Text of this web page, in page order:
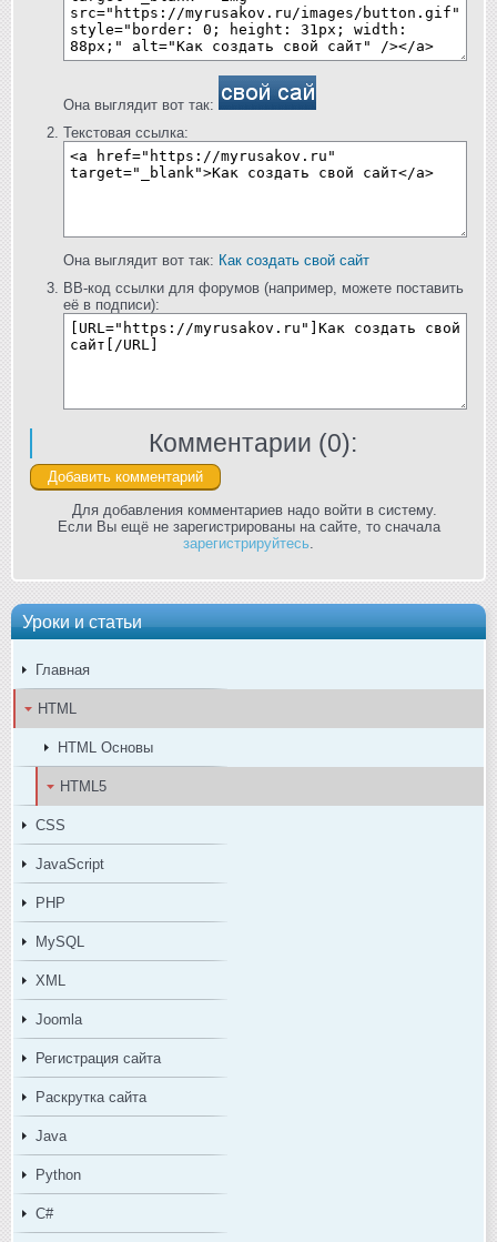
Уроки и статьи
Главная
HTML
HTML Основы
HTML5
CSS
JavaScript
PHP
MySQL
XML
Joomla
Регистрация сайта
Раскрутка сайта
Java
Python
C#
Она выглядит вот так:
Текстовая ссылка:
Она выглядит вот так: Как создать свой сайт
BB-код ссылки для форумов (например, можете поставить
её в подписи):
Комментарии (0):
Для добавления комментариев надо войти в систему.
Если Вы ещё не зарегистрированы на сайте, то сначала
зарегистрируйтесь